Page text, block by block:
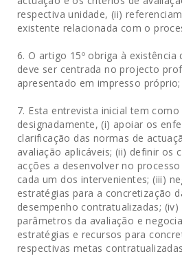
respectiva unidade, (ii)
existente relacionada com o
6. O artigo 15º obriga à existência
deve ser centrada no projecto
apresentado em impresso próprio;
7. Esta entrevista inicial tem
designadamente, (i) apoiar os
clarificação das normas de
avaliação aplicáveis; (ii) definir os
acções a desenvolver no
cada um dos intervenientes; (iii)
estratégias para a concretização
desempenho contratualizadas;
parâmetros da avaliação e
estratégias e recursos para
respectivas metas